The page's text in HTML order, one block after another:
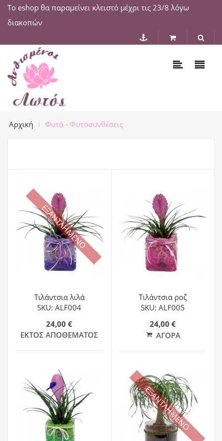
Το eshop θα παραμείνει κλειστό μέχρι τις 23/8 λόγω
διακοπών
Αρχική Φυτά - Φυτοσυνθέσεις
ΕΞΑΝΤΛΗΜΕΝΟ
Τιλάντσια λιλά
SKU: ALF004
24,00 €
ΕΚΤΌΣ ΑΠΟΘΈΜΑΤΟΣ
Τιλάντσια ροζ
SKU: ALF005
24,00 €
ΑΓΟΡΆ
ΕΞΑΝΤΛΗΜΕΝΟ